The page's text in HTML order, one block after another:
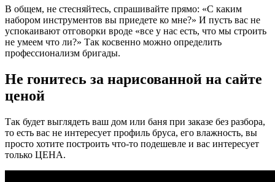
В общем, не стесняйтесь, спрашивайте прямо: «С каким
набором инструментов вы приедете ко мне?» И пусть вас не
успокаивают отговорки вроде «все у нас есть, что мы строить
не умеем что ли?» Так косвенно можно определить
профессионализм бригады.
Не гонитесь за нарисованной на сайте
ценой
Так будет выглядеть ваш дом или баня при заказе без разбора,
то есть вас не интересует профиль бруса, его влажность, вы
просто хотите построить что-то подешевле и вас интересует
только ЦЕНА.